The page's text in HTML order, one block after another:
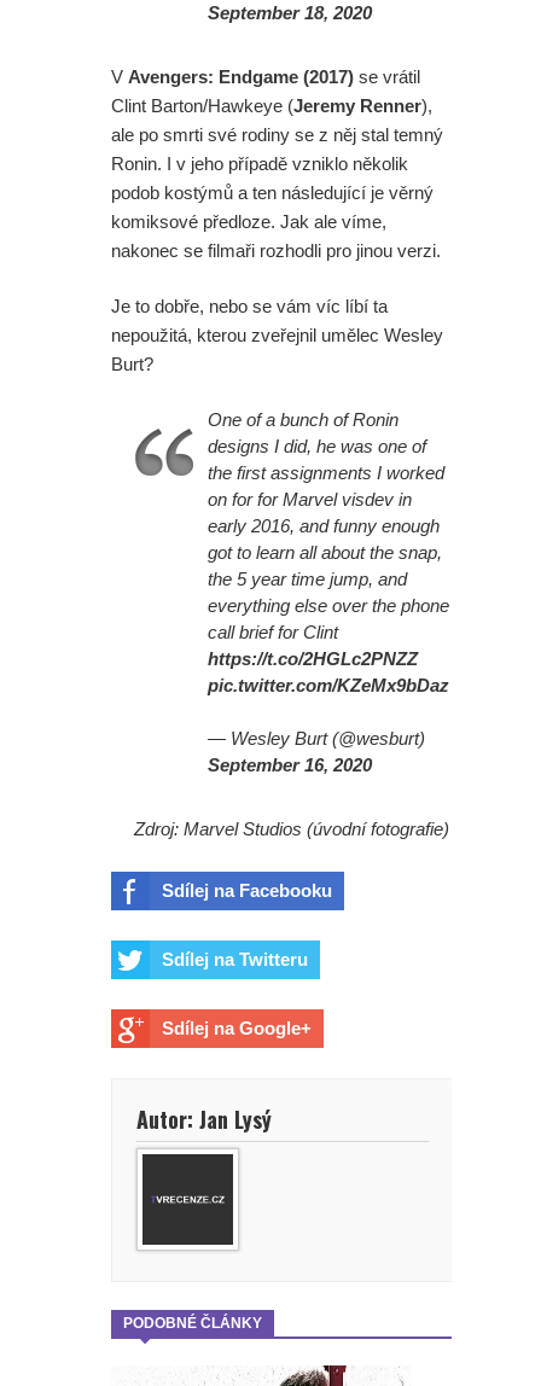
September 18, 2020
V Avengers: Endgame (2017) se vrátil
Clint Barton/Hawkeye (Jeremy Renner),
ale po smrti své rodiny se z něj stal temný
Ronin. I v jeho případě vzniklo několik
podob kostýmů a ten následující je věrný
komiksové předloze. Jak ale víme,
nakonec se filmaři rozhodli pro jinou verzi.
Je to dobře, nebo se vám víc líbí ta
nepoužitá, kterou zveřejnil umělec Wesley
Burt?
One of a bunch of Ronin
designs I did, he was one of
the first assignments I worked
on for for Marvel visdev in
early 2016, and funny enough
got to learn all about the snap,
the 5 year time jump, and
everything else over the phone
call brief for Clint
https://t.co/2HGLc2PNZZ
pic.twitter.com/KZeMx9bDaz
— Wesley Burt (@wesburt)
September 16, 2020
Zdroj: Marvel Studios (úvodní fotografie)
Sdílej na Facebooku
Sdílej na Twitteru
Sdílej na Google+
Autor: Jan Lysý
PODOBNÉ ČLÁNKY